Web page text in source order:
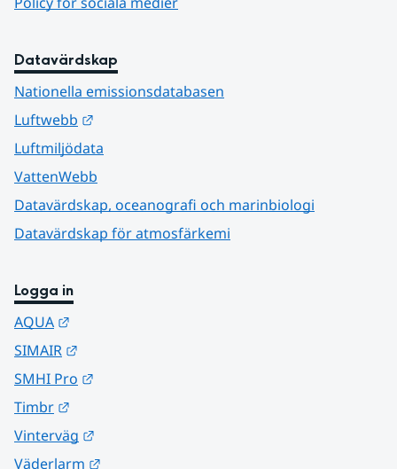
Datavärdskap
Nationella emissionsdatabasen
Luftwebb
Luftmiljödata
VattenWebb
Datavärdskap, oceanografi och marinbiologi
Datavärdskap för atmosfärkemi
Logga in
AQUA
SIMAIR
SMHI Pro
Timbr
Vinterväg
Väderlarm